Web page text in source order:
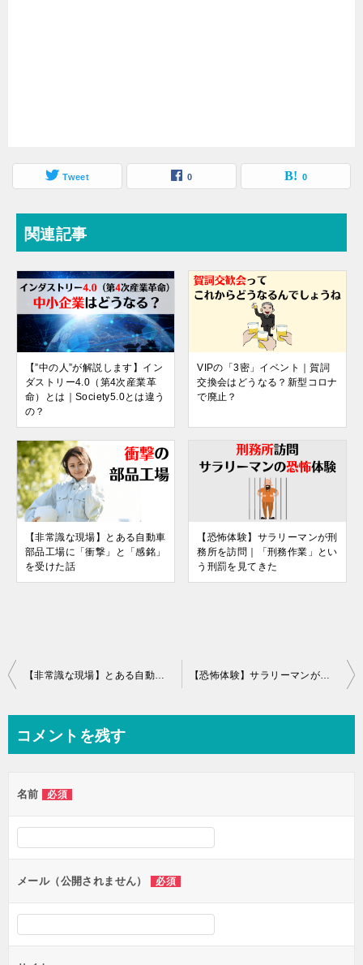
Tweet 0 0
関連記事
【”中の人”が解説します】イン
ダストリー4.0（第4次産業革
命）とは｜Society5.0とは違う
の？
VIPの「3密」イベント｜賀詞
交換会はどうなる？新型コロナ
で廃止？
【非常識な現場】とある自動車
部品工場に「衝撃」と「感銘」
を受けた話
【恐怖体験】サラリーマンが刑
務所を訪問｜「刑務作業」とい
う刑罰を見てきた
投
ビ
ー
シ
ン
【非常識な現場】とある自動車部品工場に「衝撃」と「感銘」を受けた話 【恐怖体験】サラリーマンが刑務所を訪問｜「刑務作業」という刑罰を見てきた
コメントを残す
名前 必須
メール（公開されません） 必須